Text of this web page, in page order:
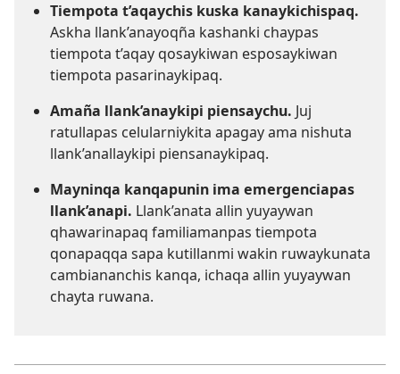
Tiempota t’aqaychis kuska kanaykichispaq.
Askha llank’anayoqña kashanki chaypas
tiempota t’aqay qosaykiwan esposaykiwan
tiempota pasarinaykipaq.
Amaña llank’anaykipi piensaychu. Juj
ratullapas celularniykita apagay ama nishuta
llank’anallaykipi piensanaykipaq.
Mayninqa kanqapunin ima emergenciapas
llank’anapi. Llank’anata allin yuyaywan
qhawarinapaq familiamanpas tiempota
qonapaqqa sapa kutillanmi wakin ruwaykunata
cambiananchis kanqa, ichaqa allin yuyaywan
chayta ruwana.